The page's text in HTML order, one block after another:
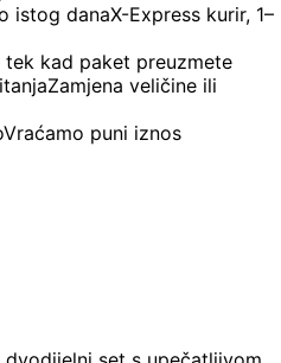
istog danaX-Express kurir, 1–
tek kad paket preuzmete
Zamjena veličine ili
Vraćamo puni iznos